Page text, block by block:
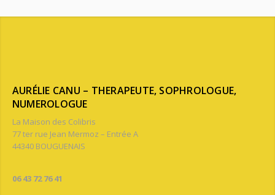
AURÉLIE CANU – THERAPEUTE, SOPHROLOGUE,
NUMEROLOGUE
La Maison des Colibris
77 ter rue Jean Mermoz – Entrée A
44340 BOUGUENAIS
06 43 72 76 41